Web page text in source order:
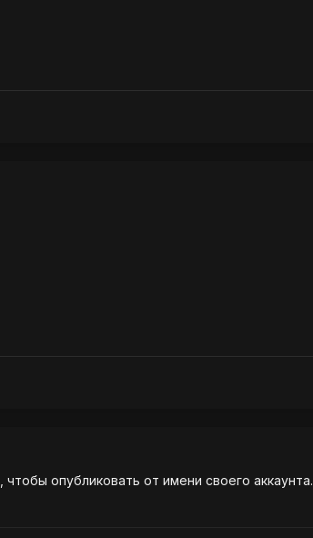
, чтобы опубликовать от имени своего аккаунта.